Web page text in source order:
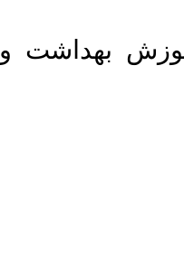
بهداشت و